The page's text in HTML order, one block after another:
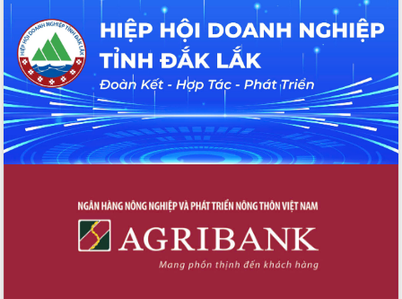
Tháo gỡ những vướng mắc, đẩy mạnh
công tác cải cách thủ tục hành chính
tại Trung tâm Phục vụ hành chính
công tỉnh
Đắk Lắk: Tôn vinh 46 giải pháp tại Hội
thi Sáng tạo Kỹ thuật 2024 - 2025
Đắk Lắk rà soát, điều chỉnh Đề án 190
về phát triển nuôi trồng thủy sản
Dự án cao tốc Khánh Hòa - Buôn Ma
Định vị cà phê Việt Nam như một “di
sản sống” trong dòng chảy toàn cầu